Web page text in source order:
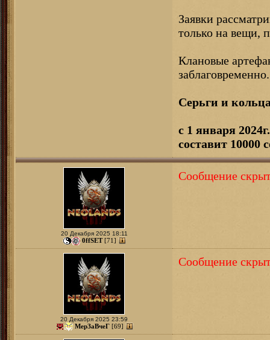
Заявки
только на вещи,
Клановые
заблаговременно.
Серьги и
с 1 января
составит 10000
20 Декабря 2025 18:11
0ffSET [71]
Сообщение
20 Декабря 2025 23:59
МерЗаВчеГ [69]
Сообщение